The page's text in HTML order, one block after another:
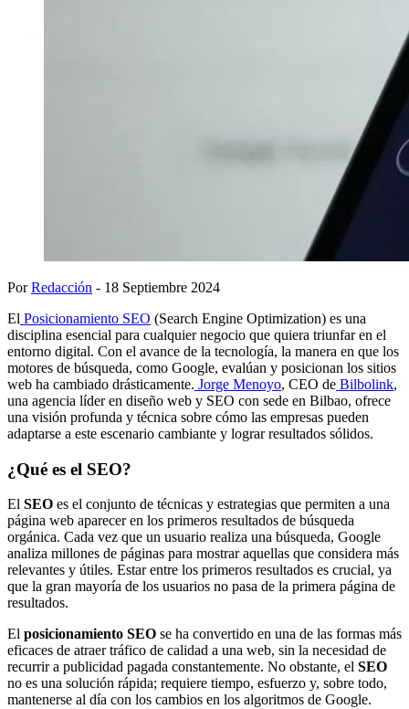
PorRedacción - 18 Septiembre 2024
El Posicionamiento SEO (Search Engine Optimization) es una
disciplina esencial para cualquier negocio que quiera triunfar en el
entorno digital. Con el avance de la tecnología, la manera en que los
motores de búsqueda, como Google, evalúan y posicionan los sitios
web ha cambiado drásticamente. Jorge Menoyo, CEO de Bilbolink,
una agencia líder en diseño web y SEO con sede en Bilbao, ofrece
una visión profunda y técnica sobre cómo las empresas pueden
adaptarse a este escenario cambiante y lograr resultados sólidos.
¿Qué es el SEO?
El SEO es el conjunto de técnicas y estrategias que permiten a una
página web aparecer en los primeros resultados de búsqueda
orgánica. Cada vez que un usuario realiza una búsqueda, Google
analiza millones de páginas para mostrar aquellas que considera más
relevantes y útiles. Estar entre los primeros resultados es crucial, ya
que la gran mayoría de los usuarios no pasa de la primera página de
resultados.
El posicionamiento SEO se ha convertido en una de las formas más
eficaces de atraer tráfico de calidad a una web, sin la necesidad de
recurrir a publicidad pagada constantemente. No obstante, el SEO
no es una solución rápida; requiere tiempo, esfuerzo y, sobre todo,
mantenerse al día con los cambios en los algoritmos de Google.